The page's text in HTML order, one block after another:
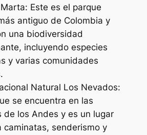
Este es el parque
antiguo de Colombia y
una biodiversidad
incluyendo especies
y varias comunidades
Natural Los Nevados:
se encuentra en las
de los Andes y es un lugar
caminatas, senderismo y